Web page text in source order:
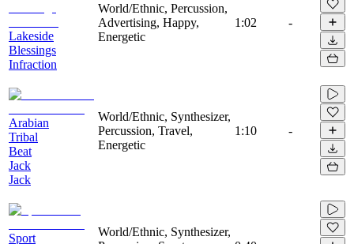
Lakeside
Blessings
Infraction
World/Ethnic, Percussion,
Advertising, Happy,
Energetic
1:02 -
Arabian
Tribal
Beat
Jack
Jack
World/Ethnic, Synthesizer,
Percussion, Travel,
Energetic
1:10 -
Sport
World/Ethnic, Synthesizer,